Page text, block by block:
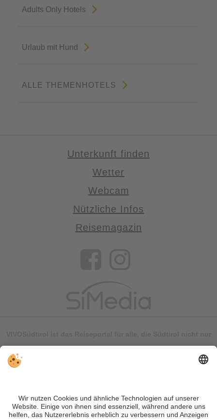
Adults Only Hotels
Urlaub mit Hund
ALLE THEMENHOTELS
Unterkunft finden
Wetter
Webcam
Nützliche Infos
Reisemagazin
können Fehler auftreten. Wir übernehmen keine Gewähr für